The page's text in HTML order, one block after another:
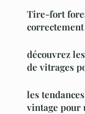
Tire-fort
correctement
découvrez
de vitrages
les
vintage pour